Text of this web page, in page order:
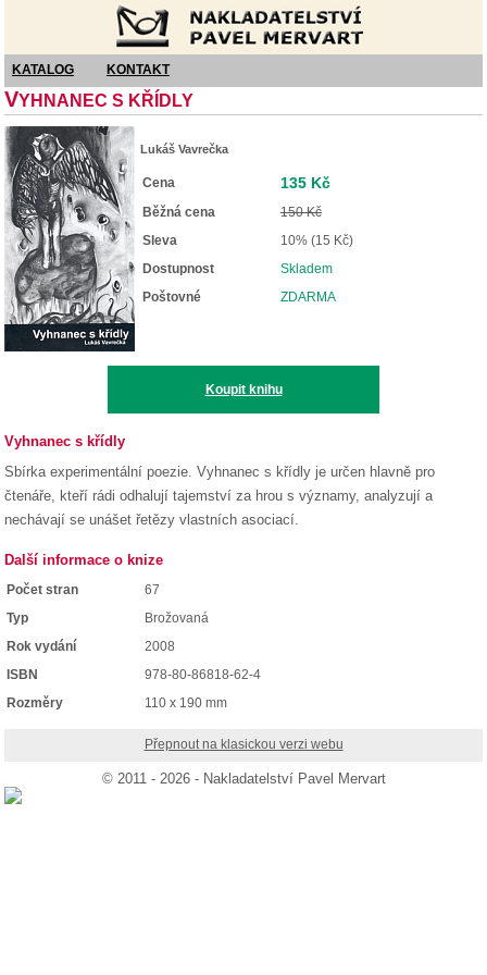
KATALOG KONTAKT
VYHNANEC S KŘÍDLY
Lukáš Vavrečka
Cena 135 Kč
Běžná cena
150 Kč
Sleva
10% (15 Kč)
Dostupnost
Skladem
Poštovné
ZDARMA
Koupit knihu
Vyhnanec s křídly
Sbírka experimentální poezie. Vyhnanec s křídly je určen hlavně pro
čtenáře, kteří rádi odhalují tajemství za hrou s významy, analyzují a
nechávají se unášet řetězy vlastních asociací.
Další informace o knize
Počet stran
67
Typ
Brožovaná
Rok vydání
2008
ISBN
978-80-86818-62-4
Rozměry
110 x 190 mm
Přepnout na klasickou verzi webu
© 2011 - 2026 - Nakladatelství Pavel Mervart